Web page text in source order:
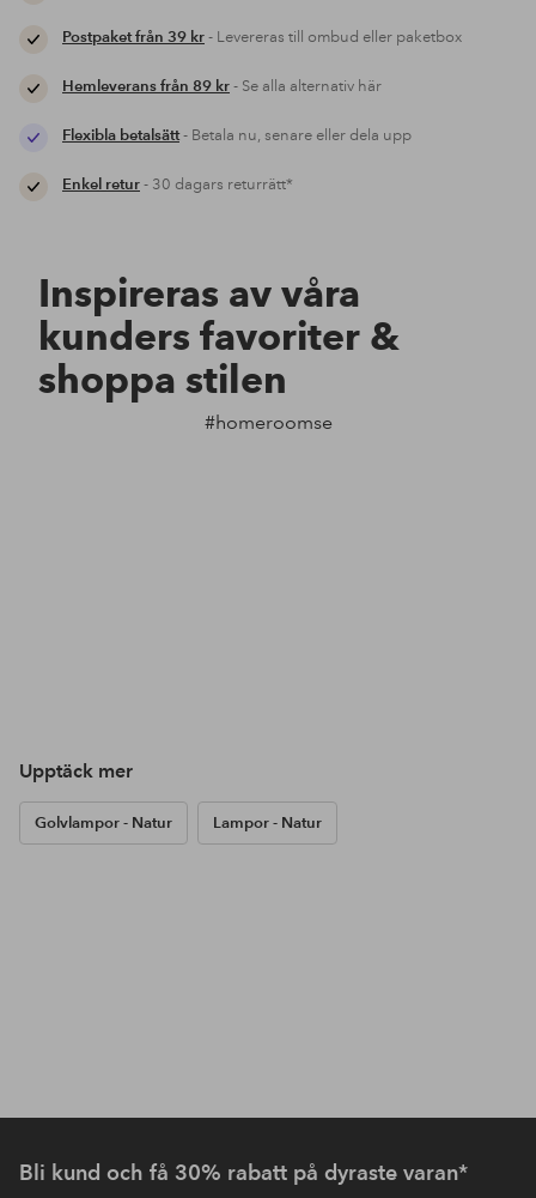
Postpaket från 39 kr- Levereras till ombud eller paketbox
Hemleverans från 89 kr- Se alla alternativ här
Flexibla betalsätt- Betala nu, senare eller dela upp
Enkel retur- 30 dagars returrätt*
Inspireras av våra
kunders favoriter &
shoppa stilen
#homeroomse
Upptäck mer
Golvlampor - Natur Lampor - Natur
Bli kund och få 30% rabatt på dyraste varan*